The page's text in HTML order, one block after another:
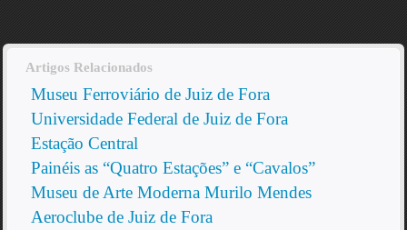
Artigos Relacionados
Museu Ferroviário de Juiz de Fora
Universidade Federal de Juiz de Fora
Estação Central
Painéis as “Quatro Estações” e “Cavalos”
Museu de Arte Moderna Murilo Mendes
Aeroclube de Juiz de Fora